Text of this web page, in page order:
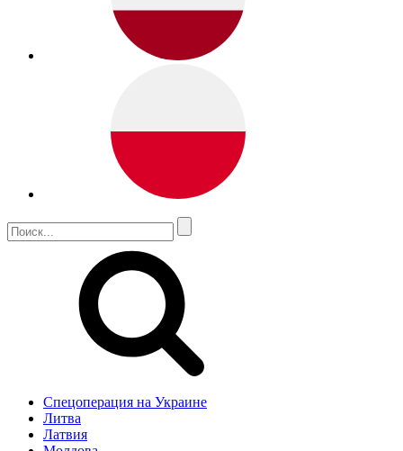
Спецоперация на Украине
Литва
Латвия